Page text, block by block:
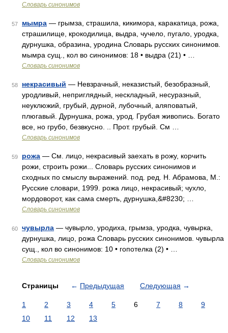
Словарь синонимов
57 мымра — грымза, страшила, кикимора, каракатица, рожа,
страшилище, крокодилица, выдра, чучело, пугало, уродка,
дурнушка, образина, уродина Словарь русских синонимов.
мымра сущ., кол во синонимов: 18 • выдра (21) • …
Словарь синонимов
58 некрасивый — Невзрачный, неказистый, безобразный,
уродливый, неприглядный, нескладный, несуразный,
неуклюжий, грубый, дурной, лубочный, аляповатый,
плюгавый. Дурнушка, рожа, урод. Грубая живопись. Богато
все, но грубо, безвкусно. .. Прот. грубый. См …
Словарь синонимов
59 рожа — См. лицо, некрасивый заехать в рожу, корчить
рожи, строить рожи... Словарь русских синонимов и
сходных по смыслу выражений. под. ред. Н. Абрамова, М.:
Русские словари, 1999. рожа лицо, некрасивый; чухло,
мордоворот, как сама смерть, дурнушка,&#8230; …
Словарь синонимов
60 чувырла — чувырло, уродиха, грымза, уродка, чувырка,
дурнушка, лицо, рожа Словарь русских синонимов. чувырла
сущ., кол во синонимов: 10 • гопотелка (2) • …
Словарь синонимов
Страницы ← Предыдущая Следующая →
1 2 3 4 5 6 7 8
9
10
11 12 13